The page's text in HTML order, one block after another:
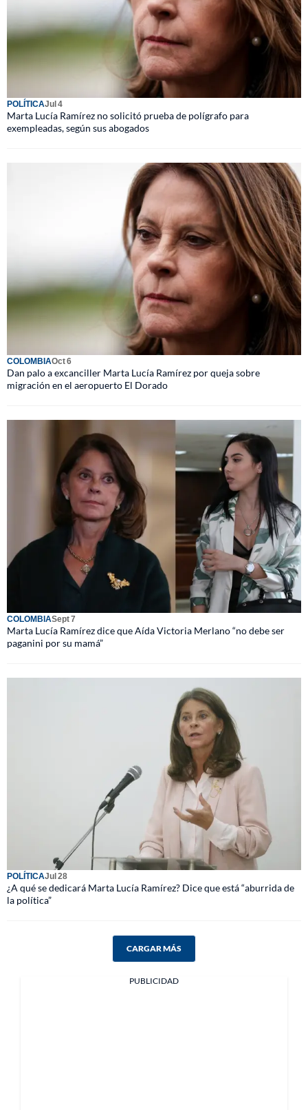
POLÍTICAJul 4
Marta Lucía Ramírez no solicitó prueba de polígrafo para
exempleadas, según sus abogados
COLOMBIAOct 6
Dan palo a excanciller Marta Lucía Ramírez por queja sobre
migración en el aeropuerto El Dorado
COLOMBIASept 7
Marta Lucía Ramírez dice que Aída Victoria Merlano “no debe ser
paganini por su mamá”
POLÍTICAJul 28
¿A qué se dedicará Marta Lucía Ramírez? Dice que está “aburrida de
la política”
CARGAR MÁS
PUBLICIDAD